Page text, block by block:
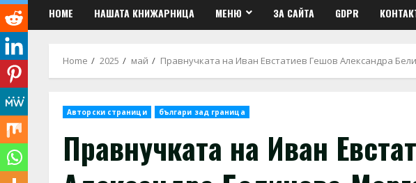
HOME НАШАТА КНИЖАРНИЦА МЕНЮ ЗА САЙТА GDPR
Home 2025 май Правнучката на Иван Евстатиев Гешов Александра
Авторски страници българи зад граница
Правнучката на Иван